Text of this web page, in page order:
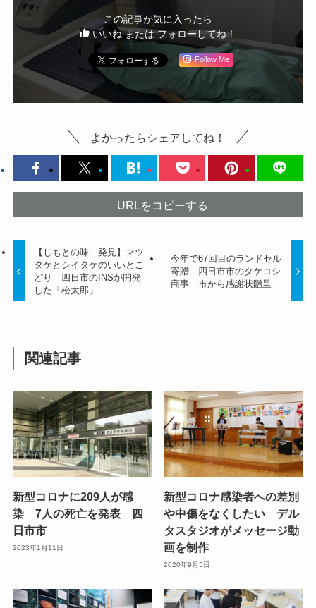
この記事が気に入ったら
いいね または フォローしてね！
Follow Me
よかったらシェアしてね！
URLをコピーする
【じもとの味 発見】マツ
タケとシイタケのいいとこ
どり 四日市のINSが開発
した「松太郎」
今年で67回目のランドセル
寄贈 四日市市のタケコシ
商事 市から感謝状贈呈
関連記事
新型コロナに209人が感
染 7人の死亡を発表 四
日市市
2023年1月11日
新型コロナ感染者への差別
や中傷をなくしたい デル
タスタジオがメッセージ動
画を制作
2020年9月5日